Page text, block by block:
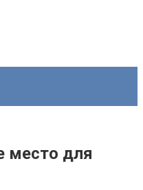
место для